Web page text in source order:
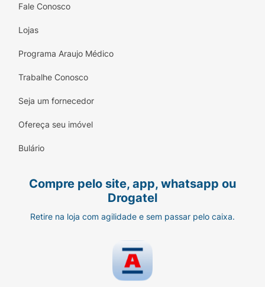
Fale Conosco
Lojas
Programa Araujo Médico
Trabalhe Conosco
Seja um fornecedor
Ofereça seu imóvel
Bulário
Compre pelo site, app, whatsapp ou
Drogatel
Retire na loja com agilidade e sem passar pelo caixa.